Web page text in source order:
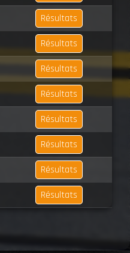
Résultats
Résultats
Résultats
Résultats
Résultats
Résultats
Résultats
Résultats